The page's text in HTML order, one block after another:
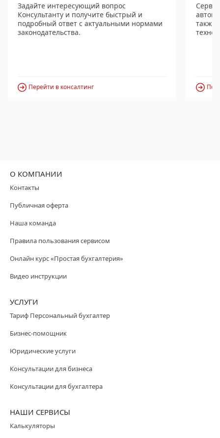
Задайте интересующий вопрос
Консультанту и получите быстрый и
подробный ответ с актуальными нормами
законодательства.
Перейти в консалтинг
также
О КОМПАНИИ
Контакты
Публичная оферта
Наша команда
Правила пользования сервисом
Онлайн курс «Простая бухгалтерия»
Видео инструкции
УСЛУГИ
Тариф Персональный бухгалтер
Бизнес-помощник
Юридические услуги
Консультации для бизнеса
Консультации для бухгалтера
НАШИ СЕРВИСЫ
Калькуляторы